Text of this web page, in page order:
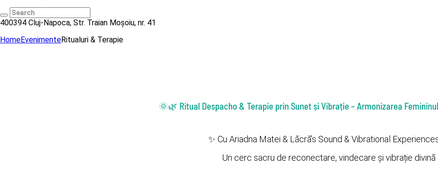
400394 Cluj-Napoca, Str. Traian Moșoiu, nr. 41
HomeEvenimenteRitualuri & Terapie
🌞🌿 Ritual Despacho & Terapie prin Sunet și Vibrație – Armonizarea
✨ Cu Ariadna Matei & Lăcră’s Sound & Vibrational
Un cerc sacru de reconectare, vindecare și vibrație divină